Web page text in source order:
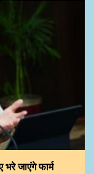
जाएंगे फार्म